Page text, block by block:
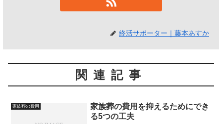
終活サポーター｜藤本あすか
関連記事
家族葬の費用
家族葬の費用を抑えるためにでき
る5つの工夫